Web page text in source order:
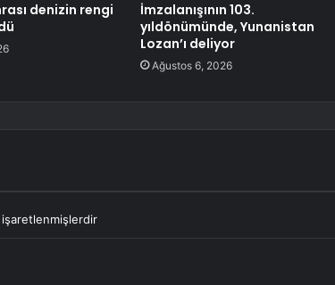
denizin rengi
İmzalanışının 103.
yıldönümünde, Yunanistan
Lozan’ı deliyor
Ağustos 6, 2026
işaretlenmişlerdir